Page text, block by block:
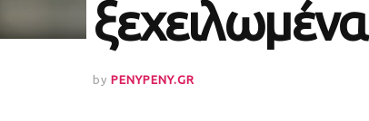
ξεχειλωμένα
by PENYPENY.GR